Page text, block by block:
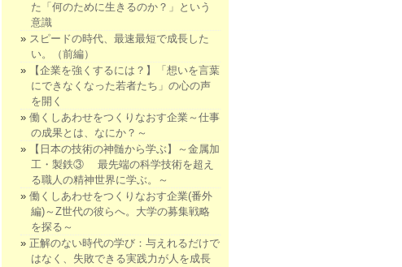
た「何のために生きるのか？」という
意識
スピードの時代、最速最短で成長した
い。（前編）
【企業を強くするには？】「想いを言葉
にできなくなった若者たち」の心の声
を開く
働くしあわせをつくりなおす企業～仕事
の成果とは、なにか？～
【日本の技術の神髄から学ぶ】～金属加
工・製鉄③ 最先端の科学技術を超え
る職人の精神世界に学ぶ。～
働くしあわせをつくりなおす企業(番外
編)～Z世代の彼らへ。大学の募集戦略
を探る～
正解のない時代の学び：与えれるだけで
はなく、失敗できる実践力が人を成長